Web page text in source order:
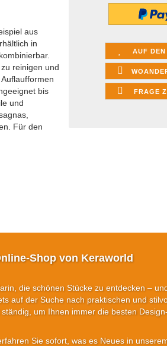
AUF
FRAGE
aus
in
reinigen und
bis
und
Für den
Shop von Keraworld
die schönen Stücke zu entdecken –
auf der Suche nach praktischen und
um Ihnen immer die besten
Sie sofort, was es Neues in